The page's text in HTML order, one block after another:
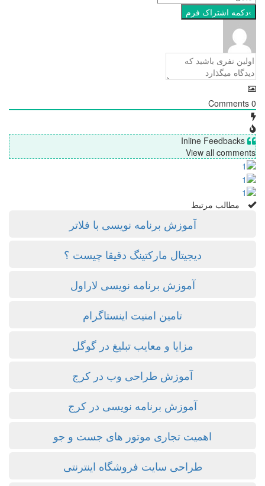
0
Comments
Inline Feedbacks
View all comments
مطالب مرتبط
آموزش برنامه نویسی با فلاتر
دیجیتال مارکتینگ دقیقا چیست ؟
آموزش برنامه نویسی لاراول
تامین امنیت اینستاگرام
مزایا و معایب تبلیغ در گوگل
آموزش طراحی وب در کرج
آموزش برنامه نویسی در کرج
اهمیت تجاری موتور های جست و جو
طراحی سایت فروشگاه اینترنتی